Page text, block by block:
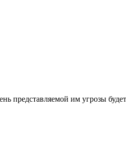
представляемой им угрозы